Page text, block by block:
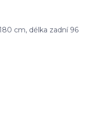
cm, délka zadní 96